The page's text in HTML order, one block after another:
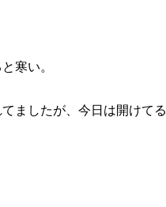
寒い。
ましたが、今日は開けてる